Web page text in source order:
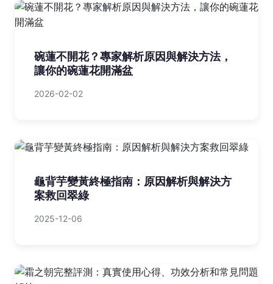
碗蓮不開花？專家解析原因與解決方法，
讓你的碗蓮花開滿盆
2026-02-02
龜背芋變黃終極指南：原因解析與解決方
案救回翠綠
2025-12-06